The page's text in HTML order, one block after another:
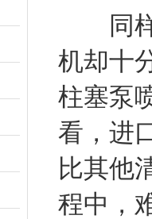
同样
机却十
柱塞泵
看，进
比其他
程中，